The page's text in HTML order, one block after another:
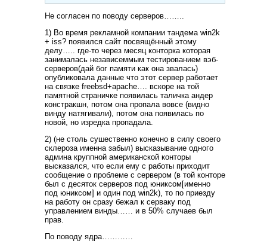
Не согласен по поводу серверов……..
1) Во время рекламной компании тандема win2k
+ iss? появился сайт посвящённый этому
делу….. где-то через месяц конторка которая
занималась независеммым тестированием вэб-
серверов(дай бог памяти как она звалась)
опубликовала данные что этот сервер работает
на связке freebsd+apache…. вскоре на той
памятной страничке появилась таличка андер
констракшн, потом она пропала вовсе (видно
винду натягивали), потом она появилась по
новой, но изредка пропадала.
2) (не столь сушественно конечно в силу своего
склероза именна забыл) высказывание одного
админа круппной американской конторы
высказался, что если ему с работы приходит
сообщение о проблеме с сервером (в той конторе
был с десяток серверов под юниксом[именно
под юниксом] и один под win2k), то по приезду
на работу он сразу бежал к серваку под
управлением винды…… и в 50% случаев был
прав.
По поводу ядра…………